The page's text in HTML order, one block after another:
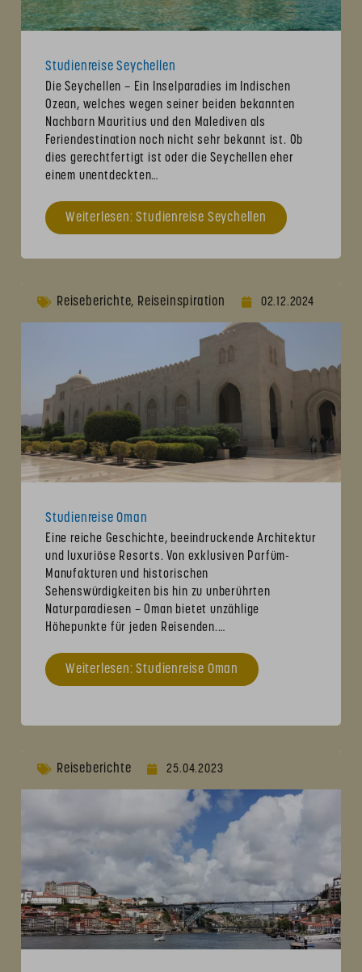
Studienreise Seychellen
Die Seychellen – Ein Inselparadies im Indischen
Ozean, welches wegen seiner beiden bekannten
Nachbarn Mauritius und den Malediven als
Feriendestination noch nicht sehr bekannt ist. Ob
dies gerechtfertigt ist oder die Seychellen eher
einem unentdeckten…
Weiterlesen: Studienreise Seychellen
Reiseberichte, Reiseinspiration 02.12.2024
Studienreise Oman
Eine reiche Geschichte, beeindruckende Architektur
und luxuriöse Resorts. Von exklusiven Parfüm-
Manufakturen und historischen
Sehenswürdigkeiten bis hin zu unberührten
Naturparadiesen – Oman bietet unzählige
Höhepunkte für jeden Reisenden.…
Weiterlesen: Studienreise Oman
Reiseberichte 25.04.2023